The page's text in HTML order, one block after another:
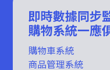
即時數據同步
購物系統一應
購物車系統
商品管理系統